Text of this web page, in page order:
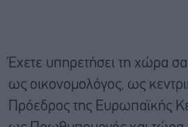
Έχετε υπηρετήσει τη χώρα
ως οικονομολόγος, ως
Πρόεδρος της Ευρωπαϊκής